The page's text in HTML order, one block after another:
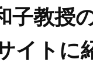
子教授
イトに